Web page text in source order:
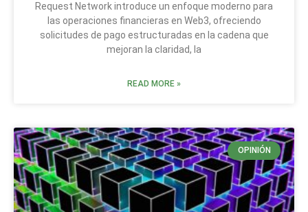
Request Network introduce un enfoque moderno para
las operaciones financieras en Web3, ofreciendo
solicitudes de pago estructuradas en la cadena que
mejoran la claridad, la
READ MORE »
OPINIÓN